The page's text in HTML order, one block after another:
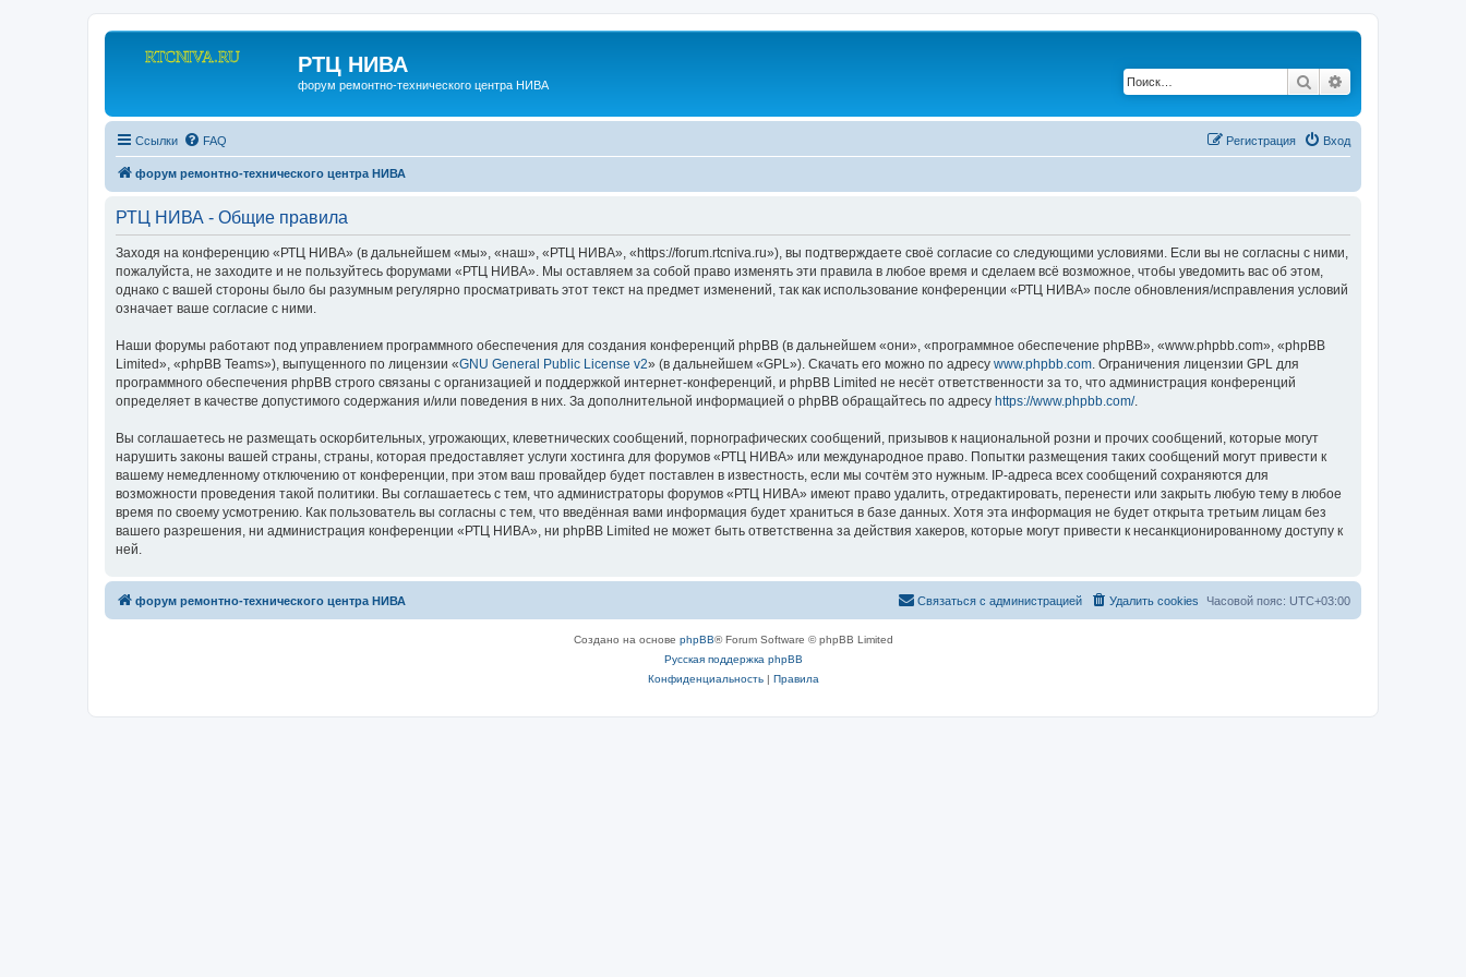
РТЦ НИВА
форум ремонтно-технического центра НИВА Поиск
Ссылки FAQ Вход
Регистрация
форум ремонтно-технического центра НИВА
РТЦ НИВА - Общие правила
Заходя на конференцию «РТЦ НИВА» (в дальнейшем «мы», «наш», «РТЦ НИВА», «https://forum.rtcniva.ru»), вы подтверждаете своё согласие со следующими условиями. Если вы не согласны с ними,
пожалуйста, не заходите и не пользуйтесь форумами «РТЦ НИВА». Мы оставляем за собой право изменять эти правила в любое время и сделаем всё возможное, чтобы уведомить вас об этом,
однако с вашей стороны было бы разумным регулярно просматривать этот текст на предмет изменений, так как использование конференции «РТЦ НИВА» после обновления/исправления условий
означает ваше согласие с ними.
Наши форумы работают под управлением программного обеспечения для создания конференций phpBB (в дальнейшем «они», «программное обеспечение phpBB», «www.phpbb.com», «phpBB
Limited», «phpBB Teams»), выпущенного по лицензии «GNU General Public License v2» (в дальнейшем «GPL»). Скачать его можно по адресу www.phpbb.com . Ограничения лицензии GPL для
программного обеспечения phpBB строго связаны с организацией и поддержкой интернет-конференций, и phpBB Limited не несёт ответственности за то, что администрация конференций
определяет в качестве допустимого содержания и/или поведения в них. За дополнительной информацией о phpBB обращайтесь по адресу https://www.phpbb.com/.
Вы соглашаетесь не размещать оскорбительных, угрожающих, клеветнических сообщений, порнографических сообщений, призывов к национальной розни и прочих сообщений, которые могут
нарушить законы вашей страны, страны, которая предоставляет услуги хостинга для форумов «РТЦ НИВА» или международное право. Попытки размещения таких сообщений могут привести к
вашему немедленному отключению от конференции, при этом ваш провайдер будет поставлен в известность, если мы сочтём это нужным. IP-адреса всех сообщений сохраняются для
возможности проведения такой политики. Вы соглашаетесь с тем, что администраторы форумов «РТЦ НИВА» имеют право удалить, отредактировать, перенести или закрыть любую тему в любое
время по своему усмотрению. Как пользователь вы согласны с тем, что введённая вами информация будет храниться в базе данных. Хотя эта информация не будет открыта третьим лицам без
вашего разрешения, ни администрация конференции «РТЦ НИВА», ни phpBB Limited не может быть ответственна за действия хакеров, которые могут привести к несанкционированному доступу к
ней.
форум ремонтно-технического центра НИВА Часовой пояс: UTC+03:00
Удалить cookies
Связаться с администрацией
Создано на основе phpBB® Forum Software © phpBB Limited
Русская поддержка phpBB
Конфиденциальность| Правила